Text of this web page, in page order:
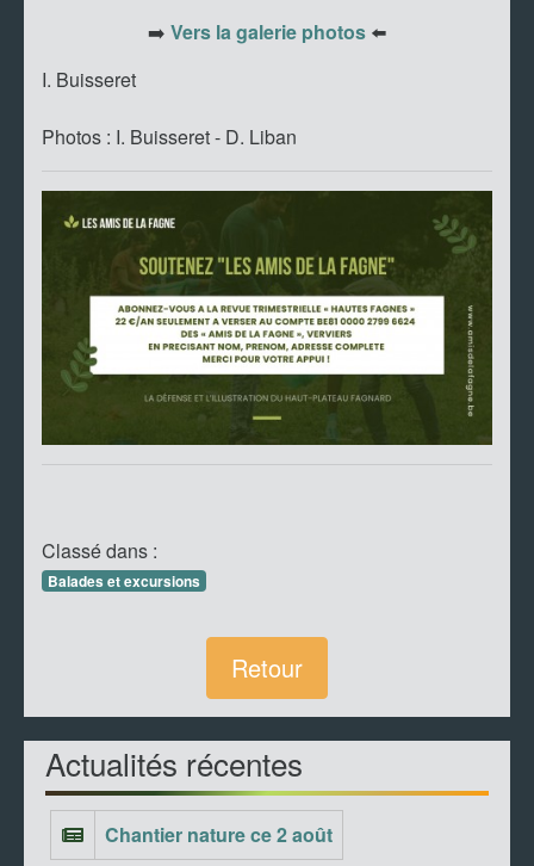
➡️ Vers la galerie photos ⬅️
I. Buisseret
Photos : I. Buisseret - D. Liban
Classé dans :
Balades et excursions
Retour
Actualités récentes
Chantier nature ce 2 août